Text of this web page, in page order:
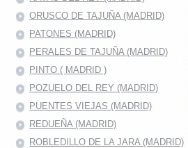
ORUSCO DE TAJUÑA (MADRID)
PATONES (MADRID)
PERALES DE TAJUÑA (MADRID)
PINTO ( MADRID )
POZUELO DEL REY (MADRID)
PUENTES VIEJAS (MADRID)
REDUEÑA (MADRID)
ROBLEDILLO DE LA JARA (MADRID)